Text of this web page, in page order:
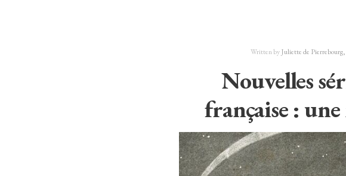
Written byJuliette de Pierrebourg,
Nouvelles
française :